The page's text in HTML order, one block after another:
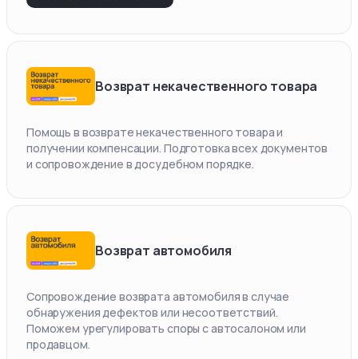
Возврат некачественного товара
Помощь в возврате некачественного товара и
получении компенсации. Подготовка всех документов
и сопровождение в досудебном порядке.
Возврат автомобиля
Сопровождение возврата автомобиля в случае
обнаружения дефектов или несоответствий.
Поможем урегулировать споры с автосалоном или
продавцом.